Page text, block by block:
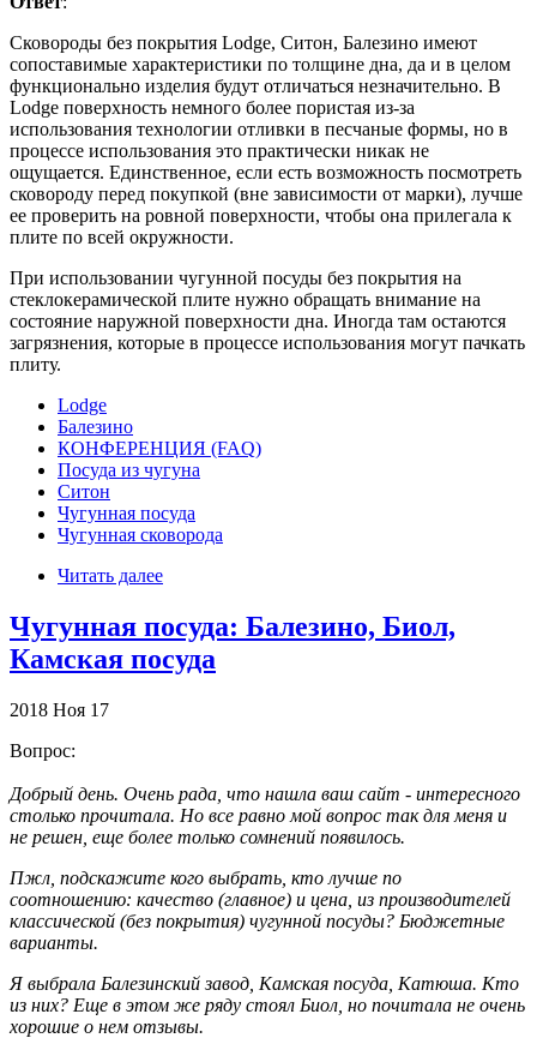
Сковороды без покрытия Lodge, Ситон, Балезино имеют
сопоставимые характеристики по толщине дна, да и в целом
функционально изделия будут отличаться незначительно. В
Lodge поверхность немного более пористая из-за
использования технологии отливки в песчаные формы, но в
процессе использования это практически никак не
ощущается. Единственное, если есть возможность посмотреть
сковороду перед покупкой (вне зависимости от марки), лучше
ее проверить на ровной поверхности, чтобы она прилегала к
плите по всей окружности.
При использовании чугунной посуды без покрытия на
стеклокерамической плите нужно обращать внимание на
состояние наружной поверхности дна. Иногда там остаются
загрязнения, которые в процессе использования могут пачкать
плиту.
Lodge
Балезино
КОНФЕРЕНЦИЯ (FAQ)
Посуда из чугуна
Ситон
Чугунная посуда
Чугунная сковорода
Читать далее
Чугунная посуда: Балезино, Биол,
Камская посуда
2018 Ноя 17
Вопрос:
Добрый день. Очень рада, что нашла ваш сайт - интересного
столько прочитала. Но все равно мой вопрос так для меня и
не решен, еще более только сомнений появилось.
Пжл, подскажите кого выбрать, кто лучше по
соотношению: качество (главное) и цена, из производителей
классической (без покрытия) чугунной посуды? Бюджетные
варианты.
Я выбрала Балезинский завод, Камская посуда, Катюша. Кто
из них? Еще в этом же ряду стоял Биол, но почитала не очень
хорошие о нем отзывы.